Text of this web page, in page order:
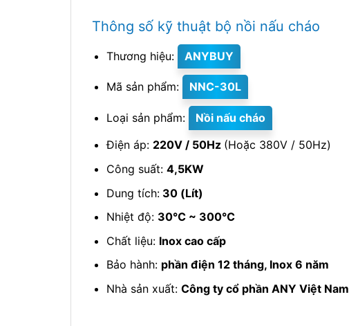
Thông số kỹ thuật bộ nồi nấu cháo
Thương hiệu: ANYBUY
Mã sản phẩm: NNC-30L
Loại sản phẩm:
Nồi nấu cháo
Điện áp: 220V / 50Hz (Hoặc 380V / 50Hz)
Công suất: 4,5KW
Dung tích:30 (Lít)
Nhiệt độ: 30℃ ~ 300℃
Chất liệu: Inox cao cấp
Bảo hành: phần điện 12 tháng, Inox 6 năm
Nhà sản xuất: Công ty cổ phần ANY Việt Nam